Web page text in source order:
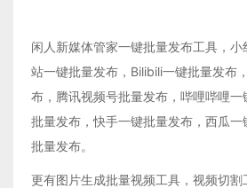
闲人新媒体管家一键批量发布工具，
站一键批量发布，Bilibili一键批量发布
布，腾讯视频号批量发布，哔哩哔哩
批量发布，快手一键批量发布，西瓜
批量发布。
更有图片生成批量视频工具，视频切